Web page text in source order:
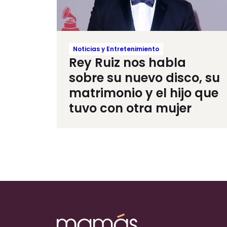
Noticias y Entretenimiento
Rey Ruiz nos habla
sobre su nuevo disco, su
matrimonio y el hijo que
tuvo con otra mujer